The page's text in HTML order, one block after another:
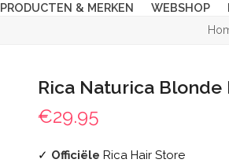
PRODUCTEN & MERKEN WEBSHOP
Rica Naturica Blonde
€29.95
✓ Officiële Rica Hair Store